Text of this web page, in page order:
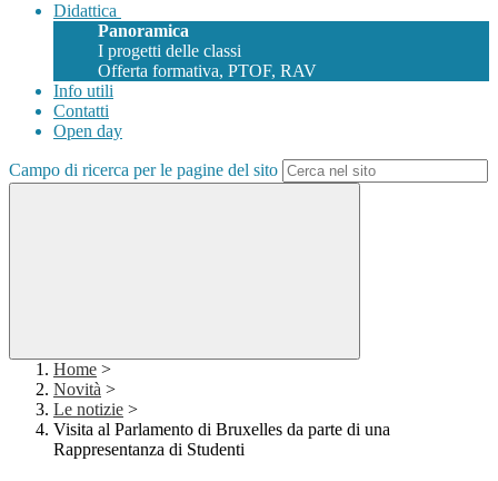
Didattica
Panoramica
I progetti delle classi
Offerta formativa, PTOF, RAV
Info utili
Contatti
Open day
Campo di ricerca per le pagine del sito
Home >
Novità >
Le notizie >
Visita al Parlamento di Bruxelles da parte di una
Rappresentanza di Studenti